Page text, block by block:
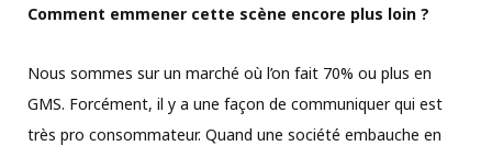
Comment emmener cette scène encore plus loin ?
Nous sommes sur un marché où l’on fait 70% ou plus en
GMS. Forcément, il y a une façon de communiquer qui est
très pro consommateur. Quand une société embauche en